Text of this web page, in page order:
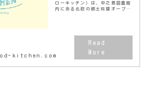
ローキッチン）は、中之島図書館
内にある北欧の郷土料理オープン
kitchen.com